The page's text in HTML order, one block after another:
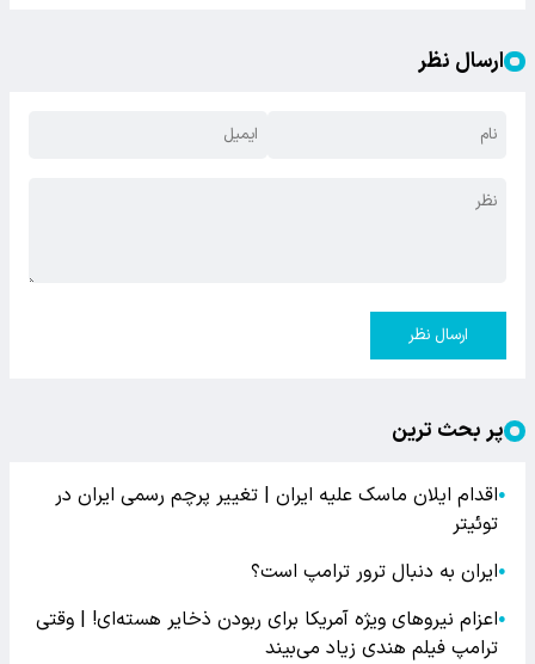
ارسال نظر
ارسال نظر
پر بحث ترین
●اقدام ایلان ماسک علیه ایران | تغییر پرچم رسمی ایران در
توئیتر
●ایران به دنبال ترور ترامپ است؟
●اعزام نیروهای ویژه آمریکا برای ربودن ذخایر هسته‌ای! | وقتی
ترامپ فیلم هندی زیاد می‌بیند